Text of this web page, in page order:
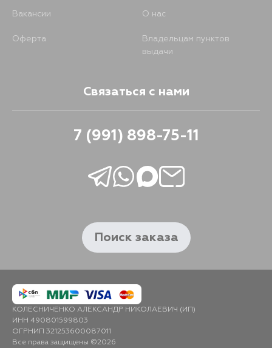
Вакансии О нас
Оферта
Владельцам пунктов
выдачи
Связаться с нами
7 (991) 898-75-11
Поиск заказа
КОЛЕСНИЧЕНКО АЛЕКСАНДР НИКОЛАЕВИЧ (ИП)
ИНН 490801599803
ОГРНИП 321253600087011
Все права защищены ©2026